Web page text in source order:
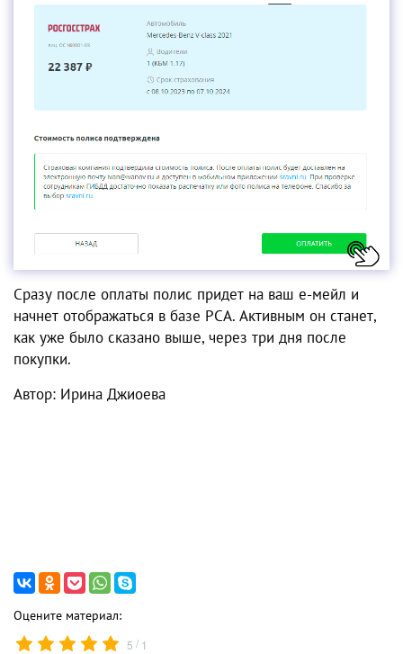
Сразу после оплаты полис придет на ваш е-мейл и
начнет отображаться в базе РСА. Активным он станет,
как уже было сказано выше, через три дня после
покупки.
Автор: Ирина Джиоева
Оцените материал:
5 / 1